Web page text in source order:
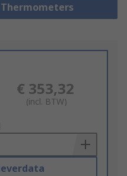
€ 353,32
(incl. BTW)